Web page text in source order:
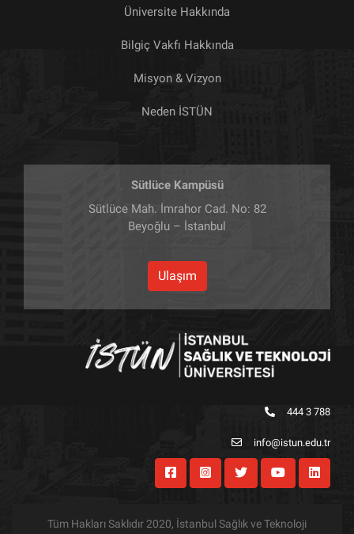
Üniversite Hakkında
Bilgiç Vakfı Hakkında
Misyon & Vizyon
Neden İSTÜN
Sütlüce Kampüsü
Sütlüce Mah. İmrahor Cad. No: 82
Beyoğlu – İstanbul
Ulaşım
444 3 788
info@istun.edu.tr
Tüm Hakları Saklıdır 2020, İstanbul Sağlık ve Teknoloji